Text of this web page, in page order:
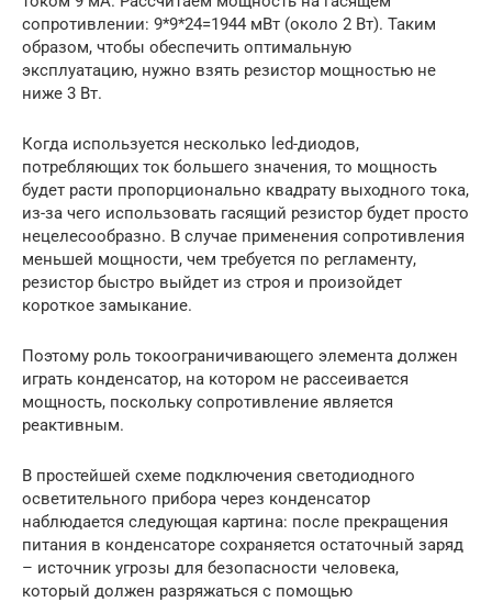
сопротивлении: 9*9*24=1944 мВт (около 2 Вт). Таким
образом, чтобы обеспечить оптимальную
эксплуатацию, нужно взять резистор мощностью не
ниже 3 Вт.
Когда используется несколько led-диодов,
потребляющих ток большего значения, то мощность
будет расти пропорционально квадрату выходного тока,
из-за чего использовать гасящий резистор будет просто
нецелесообразно. В случае применения сопротивления
меньшей мощности, чем требуется по регламенту,
резистор быстро выйдет из строя и произойдет
короткое замыкание.
Поэтому роль токоограничивающего элемента должен
играть конденсатор, на котором не рассеивается
мощность, поскольку сопротивление является
реактивным.
В простейшей схеме подключения светодиодного
осветительного прибора через конденсатор
наблюдается следующая картина: после прекращения
питания в конденсаторе сохраняется остаточный заряд
– источник угрозы для безопасности человека,
который должен разряжаться с помощью